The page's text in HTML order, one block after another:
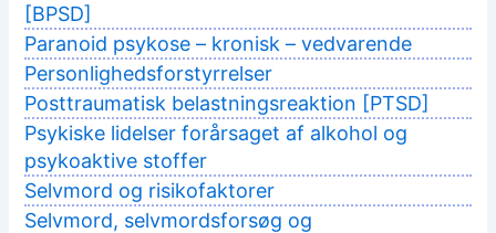
[BPSD]
Paranoid psykose – kronisk – vedvarende
Personlighedsforstyrrelser
Posttraumatisk belastningsreaktion [PTSD]
Psykiske lidelser forårsaget af alkohol og
psykoaktive stoffer
Selvmord og risikofaktorer
Selvmord, selvmordsforsøg og